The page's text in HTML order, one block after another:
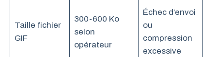
Taille fichier
GIF
300-600 Ko
selon
opérateur
Échec d’envoi
ou
compression
excessive